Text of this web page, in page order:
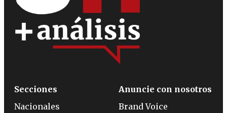
Secciones
Nacionales
Anuncie con nosotros
Brand Voice